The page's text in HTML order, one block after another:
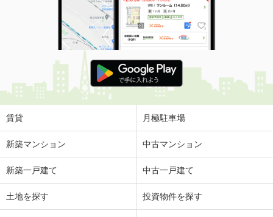
賃貸 月極駐車場
新築マンション 中古マンション
新築一戸建て 中古一戸建て
土地を探す 投資物件を探す